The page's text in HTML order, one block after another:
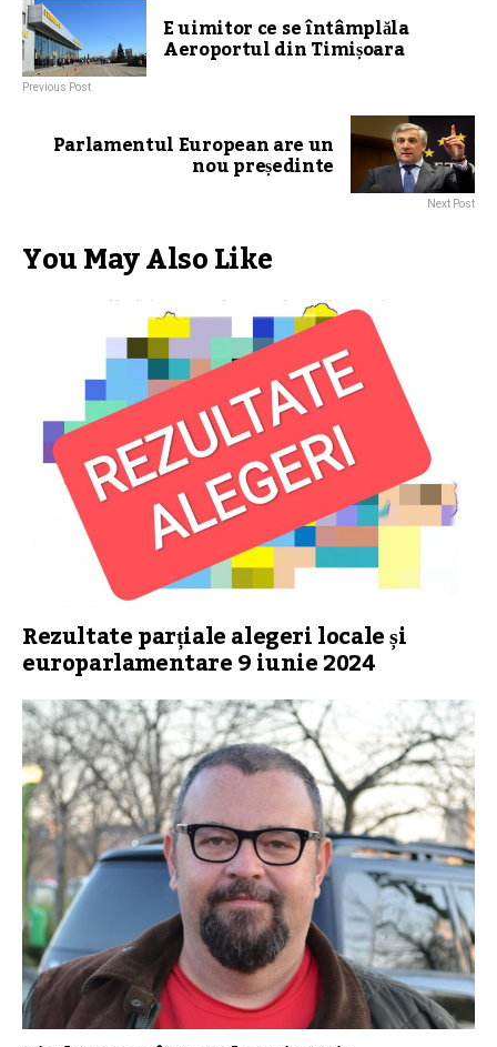
E uimitor ce se întâmplăla
Aeroportul din Timișoara
Previous Post
Parlamentul European are un
nou președinte
Next Post
You May Also Like
Rezultate parțiale alegeri locale și
europarlamentare 9 iunie 2024